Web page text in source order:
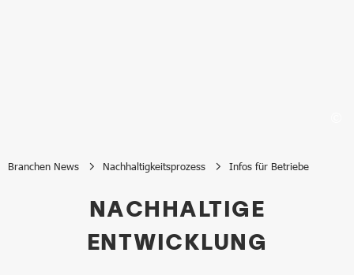
Branchen News Nachhaltigkeitsprozess Infos für Betriebe
Infos für BetriebeNACHHALTIGE
ENTWICKLUNG